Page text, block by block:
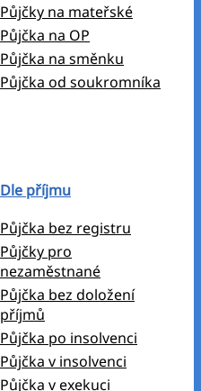
Půjčky na mateřské
Půjčka na OP
Půjčka na směnku
Půjčka od soukromníka
Dle příjmu
Půjčka bez registru
Půjčky pro
nezaměstnané
Půjčka bez doložení
příjmů
Půjčka po insolvenci
Půjčka v insolvenci
Půjčka v exekuci